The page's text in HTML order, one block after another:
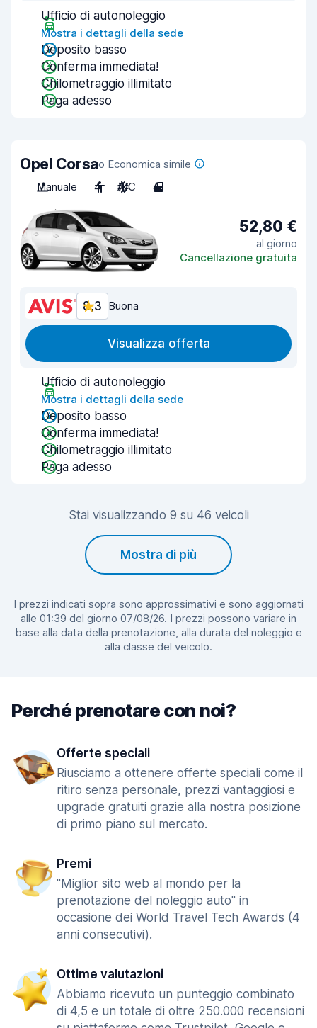
Ufficio di autonoleggio
Mostra i dettagli della sede
Deposito basso
Conferma immediata!
Chilometraggio illimitato
Paga adesso
Opel Corsao Economica simile
Manuale
4 A/C 4
52,80 €
al giorno
Cancellazione gratuita
8,3 Buona
Visualizza offerta
Ufficio di autonoleggio
Mostra i dettagli della sede
Deposito basso
Conferma immediata!
Chilometraggio illimitato
Paga adesso
Stai visualizzando 9 su 46 veicoli
Mostra di più
I prezzi indicati sopra sono approssimativi e sono aggiornati
alle 01:39 del giorno 07/08/26. I prezzi possono variare in
base alla data della prenotazione, alla durata del noleggio e
alla classe del veicolo.
Perché prenotare con noi?
Offerte speciali
Riusciamo a ottenere offerte speciali come il
ritiro senza personale, prezzi vantaggiosi e
upgrade gratuiti grazie alla nostra posizione
di primo piano sul mercato.
Premi
"Miglior sito web al mondo per la
prenotazione del noleggio auto" in
occasione dei World Travel Tech Awards (4
anni consecutivi).
Ottime valutazioni
Abbiamo ricevuto un punteggio combinato
di 4,5 e un totale di oltre 250.000 recensioni